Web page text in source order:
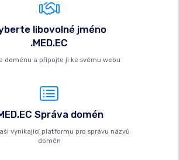
libovolné jméno
.MED.EC
doménu a připojte ji ke svému webu
Správa domén
vynikající platformu pro správu názvů
domén